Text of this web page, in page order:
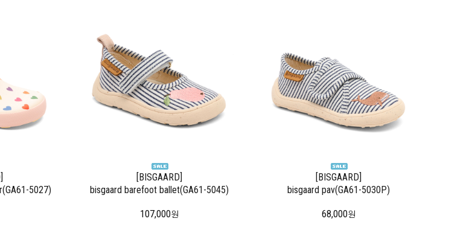
5027)
[BISGAARD]
bisgaard barefoot ballet(GA61-5045)
107,000원
[BISGAARD]
bisgaard pav(GA61-5030P)
68,000원